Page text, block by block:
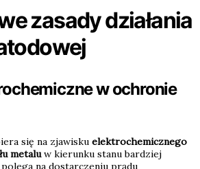
zasady działania
w ochronie
się na zjawisku elektrochemicznego
metaluw kierunku stanu bardziej
na dostarczeniu prądu